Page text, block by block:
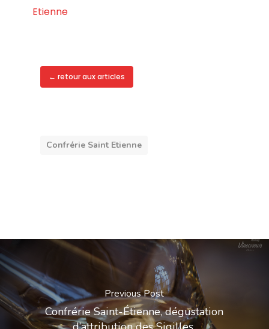
Etienne
← retour aux articles
Confrérie Saint Etienne
Previous Post
Confrérie Saint-Étienne, dégustation